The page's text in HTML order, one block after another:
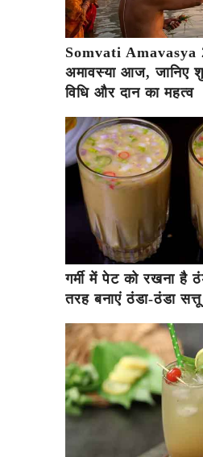
Somvati Amavasya
अमावस्या आज, जानिए
विधि और दान का महत्व
गर्मी में पेट को रखना है
तरह बनाएं ठंडा-ठंडा